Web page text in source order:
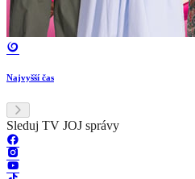
Najvyšší čas
Sleduj TV JOJ správy